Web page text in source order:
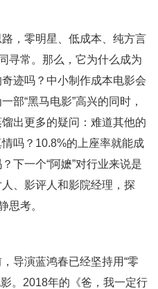
，零明星、低成本、纯方言
寻常。那么，它为什么成为
迹吗？中小制作成本电影会
部“黑马电影”高兴的同时，
出更多的疑问：难道其他的
吗？10.8%的上座率就能成
下一个“阿嬷”对行业来说是
、影评人和影院经理，探
思考。
导演蓝鸿春已经坚持用“零
。2018年的《爸，我一定行